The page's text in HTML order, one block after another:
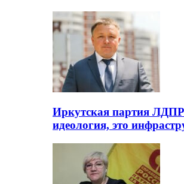
Иркутская партия
идеология, это